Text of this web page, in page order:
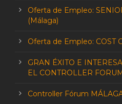
Oferta de Empleo:
(Málaga)
Oferta de Empleo: COST
GRAN ÉXITO E
EL CONTROLLER
Controller Fórum